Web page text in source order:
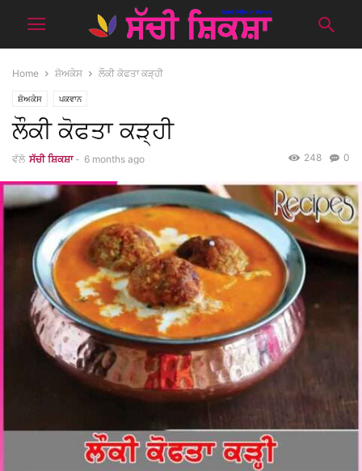
Home ਸ਼ੋਅਕੇਸ ਲੌਕੀ ਕੋਫਤਾ ਕੜ੍ਹੀ
ਸ਼ੋਅਕੇਸ ਪਕਵਾਨ
ਲੌਕੀ ਕੋਫਤਾ ਕੜ੍ਹੀ
ਵੱਲੋ ਸੱਚੀ ਸ਼ਿਕਸ਼ਾ - 6 months ago 0
248